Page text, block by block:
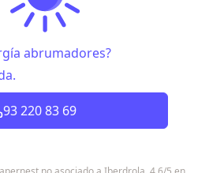
abrumadores?
93 220 83 69